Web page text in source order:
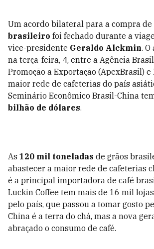
Um acordo bilateral para a compra de
brasileiro foi fechado durante a
vice-presidente Geraldo Alckmin.
na terça-feira, 4, entre a Agência
Promoção a Exportação (ApexBrasil) e
maior rede de cafeterias do país
Seminário Econômico Brasil-China
bilhão de dólares.
As 120 mil toneladas de grãos
abastecer a maior rede de cafeterias
é a principal importadora de café
Luckin Coffee tem mais de 16 mil
pelo país, que passou a tomar gosto
China é a terra do chá, mas a nova
abraçado o consumo de café.